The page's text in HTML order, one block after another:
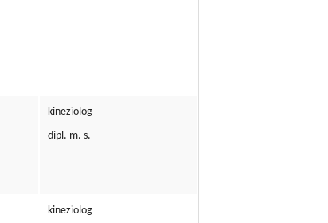
kineziolog
dipl. m. s.
kineziolog